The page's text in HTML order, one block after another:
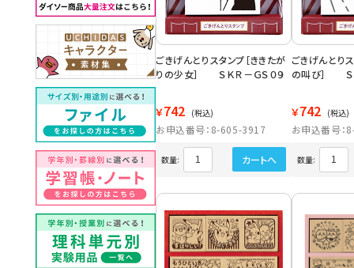
ごきげんとりスタンプ［ききたが
りの少女］ ＳＫＲ－ＧＳ０９
￥742 (税込)
お申込番号：8-605-3917
数量: カートへ
ごきげんとり
の叫び］ Ｓ
￥742 (税込)
お申込番号
数量: